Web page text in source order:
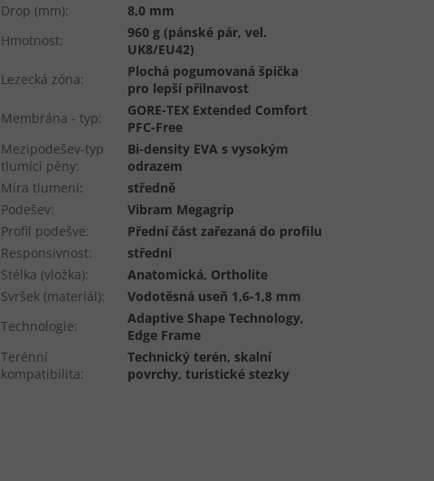
Drop (mm):
8,0 mm
Hmotnost:
960 g (pánské pár, vel.
UK8/EU42)
Lezecká zóna:
Plochá pogumovaná špička
pro lepší přilnavost
Membrána - typ:
GORE-TEX Extended Comfort
PFC-Free
Mezipodešev-typ
tlumící pěny:
Bi-density EVA s vysokým
odrazem
Míra tlumení:
středně
Podešev:
Vibram Megagrip
Profil podešve:
Přední část zařezaná do profilu
Responsivnost:
střední
Stélka (vložka):
Anatomická, Ortholite
Svršek (materiál):
Vodotěsná useň 1,6-1,8 mm
Technologie:
Adaptive Shape Technology,
Edge Frame
Terénní
kompatibilita:
Technický terén, skalní
povrchy, turistické stezky